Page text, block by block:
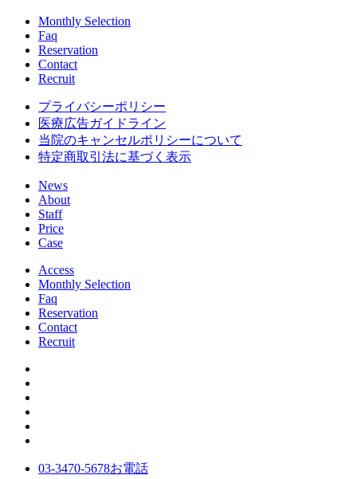
Monthly Selection
Faq
Reservation
Contact
Recruit
プライバシーポリシー
医療広告ガイドライン
当院のキャンセルポリシーについて
特定商取引法に基づく表示
News
About
Staff
Price
Case
Access
Monthly Selection
Faq
Reservation
Contact
Recruit
03-3470-5678お電話